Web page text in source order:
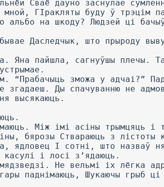
Сваё даўно заснулае
ГІракляты буду ў трэцім
альбо на шкоду? Людзей ці
Даследчык, што прыроду
Яна пайшла, сагнуўшы плечы.
“Прабачыць зможа у адчаі?”
згадаеш. Ды спачуванню не
высякаюць.
Між імі асіны трымцяць
бярозы Ствараюць з лістоты
ядловец I сотні, што назваў
і лосі з’ядаюць.
He вельмі іх лёгка
паднімаюць, Шукаючы грыб